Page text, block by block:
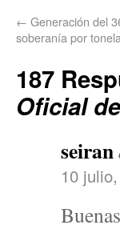
← Generación del
soberanía por
187
Oficial
seiran
10